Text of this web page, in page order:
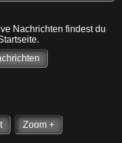
Nachrichten findest du
Zoom +